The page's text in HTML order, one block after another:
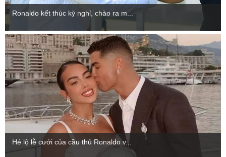
Ronaldo kết thúc kỳ nghỉ, chào ra m...
Hé lộ lễ cưới của cầu thủ Ronaldo v...